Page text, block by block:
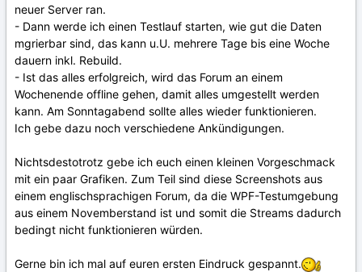
neuer Server ran.
- Dann werde ich einen Testlauf starten, wie gut die Daten
mgrierbar sind, das kann u.U. mehrere Tage bis eine Woche
dauern inkl. Rebuild.
- Ist das alles erfolgreich, wird das Forum an einem
Wochenende offline gehen, damit alles umgestellt werden
kann. Am Sonntagabend sollte alles wieder funktionieren.
Ich gebe dazu noch verschiedene Ankündigungen.
Nichtsdestotrotz gebe ich euch einen kleinen Vorgeschmack
mit ein paar Grafiken. Zum Teil sind diese Screenshots aus
einem englischsprachigen Forum, da die WPF-Testumgebung
aus einem Novemberstand ist und somit die Streams dadurch
bedingt nicht funktionieren würden.
Gerne bin ich mal auf euren ersten Eindruck gespannt.